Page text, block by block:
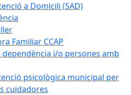
a Domicili (SAD)
Familiar CCAP
dependència i/o persones amb
psicològica municipal per
cuidadores